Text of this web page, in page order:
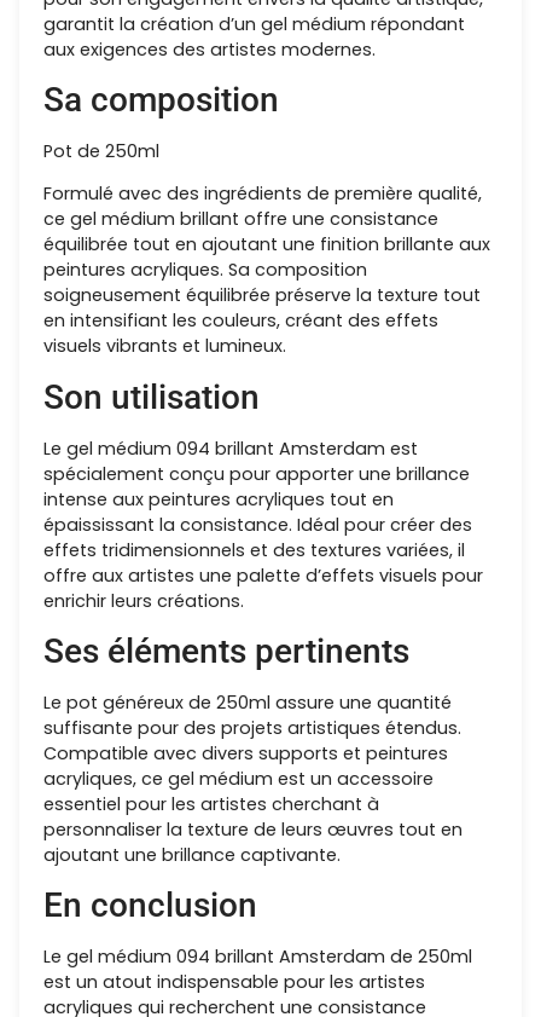
garantit la création d’un gel médium répondant
aux exigences des artistes modernes.
Sa composition
Pot de 250ml
Formulé avec des ingrédients de première qualité,
ce gel médium brillant offre une consistance
équilibrée tout en ajoutant une finition brillante aux
peintures acryliques. Sa composition
soigneusement équilibrée préserve la texture tout
en intensifiant les couleurs, créant des effets
visuels vibrants et lumineux.
Son utilisation
Le gel médium 094 brillant Amsterdam est
spécialement conçu pour apporter une brillance
intense aux peintures acryliques tout en
épaississant la consistance. Idéal pour créer des
effets tridimensionnels et des textures variées, il
offre aux artistes une palette d’effets visuels pour
enrichir leurs créations.
Ses éléments pertinents
Le pot généreux de 250ml assure une quantité
suffisante pour des projets artistiques étendus.
Compatible avec divers supports et peintures
acryliques, ce gel médium est un accessoire
essentiel pour les artistes cherchant à
personnaliser la texture de leurs œuvres tout en
ajoutant une brillance captivante.
En conclusion
Le gel médium 094 brillant Amsterdam de 250ml
est un atout indispensable pour les artistes
acryliques qui recherchent une consistance